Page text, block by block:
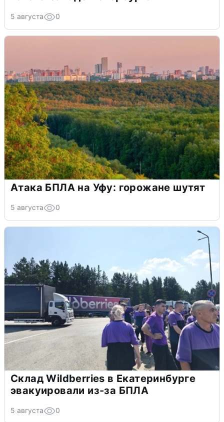
5 августа 0
Атака БПЛА на Уфу: горожане шутят
5 августа 0
Склад Wildberries в Екатеринбурге
эвакуировали из-за БПЛА
5 августа 0